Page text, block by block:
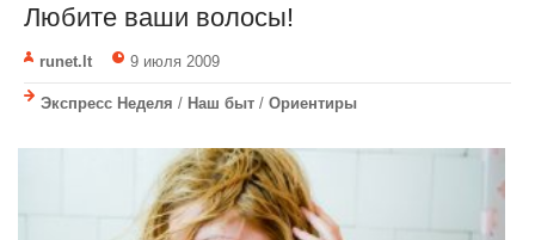
Любите ваши волосы!
runet.lt 9 июля 2009
Экспресс Неделя / Наш быт / Ориентиры